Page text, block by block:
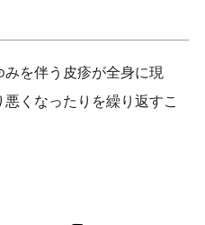
を伴う皮疹が全身に現
くなったりを繰り返すこ